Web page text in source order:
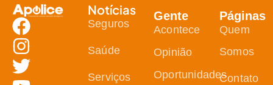
Notícias
Seguros
Saúde
Serviços
Gente
Acontece
Opinião
Oportunidades
Páginas
Quem
Somos
Contato